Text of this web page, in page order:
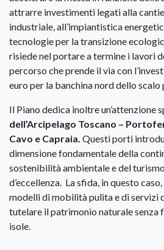
attrarre investimenti legati alla
industriale, all’impiantistica
tecnologie per la transizione
risiede nel portare a termine i lavori
percorso che prende il via con
euro per la banchina nord dello scalo
Il Piano dedica inoltre un’attenzione
dell’Arcipelago Toscano –
Cavo e Capraia. Questi porti
dimensione fondamentale della
sostenibilità ambientale e del
d’eccellenza. La sfida, in questo
modelli di mobilità pulita e di servizi
tutelare il patrimonio naturale senza
isole.